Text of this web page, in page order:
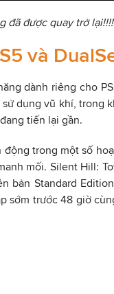
đã được quay trở
và
dành riêng cho
dụng vũ khí, trong
tiến lại gần.
trong một số
mối. Silent Hill:
bản Standard
sớm trước 48 giờ